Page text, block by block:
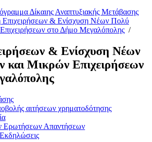
Δίκαιης Αναπτυξιακής Μετάβασης
Επιχειρήσεων & Ενίσχυση Νέων Πολύ
στο Δήμο Μεγαλόπολης /
& Ενίσχυση Νέων
Μικρών Επιχειρήσεων
αιτήσεων χρηματοδότησης
Ερωτήσεων Απαντήσεων